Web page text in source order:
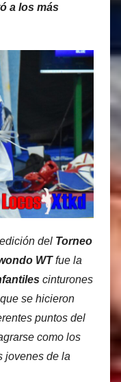
a los más
del Torneo
WTfue la
cinturones
se hicieron
puntos del
como los
jovenes de la